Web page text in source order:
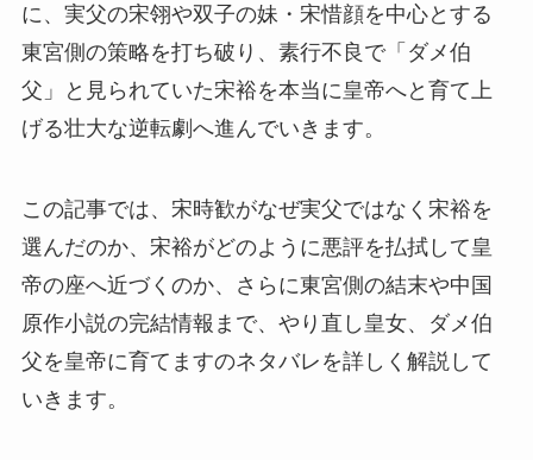
に、実父の宋翎や双子の妹・宋惜顔を中心とする
東宮側の策略を打ち破り、素行不良で「ダメ伯
父」と見られていた宋裕を本当に皇帝へと育て上
げる壮大な逆転劇へ進んでいきます。
この記事では、宋時歓がなぜ実父ではなく宋裕を
選んだのか、宋裕がどのように悪評を払拭して皇
帝の座へ近づくのか、さらに東宮側の結末や中国
原作小説の完結情報まで、やり直し皇女、ダメ伯
父を皇帝に育てますのネタバレを詳しく解説して
いきます。